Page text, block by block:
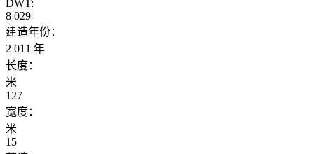
DWT:
8 029
建造年份：
2 011 年
长度：
米
127
宽度：
米
15